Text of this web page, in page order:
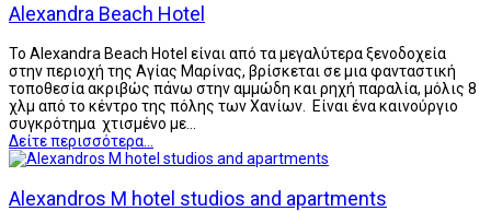
Alexandra Beach Hotel
Το Alexandra Beach Hotel είναι από τα μεγαλύτερα ξενοδοχεία
στην περιοχή της Αγίας Μαρίνας, βρίσκεται σε μια φανταστική
τοποθεσία ακριβώς πάνω στην αμμώδη και ρηχή παραλία, μόλις 8
χλμ από το κέντρο της πόλης των Χανίων. Είναι ένα καινούργιο
συγκρότημα χτισμένο με…
Δείτε περισσότερα...
Alexandros M hotel studios and apartments